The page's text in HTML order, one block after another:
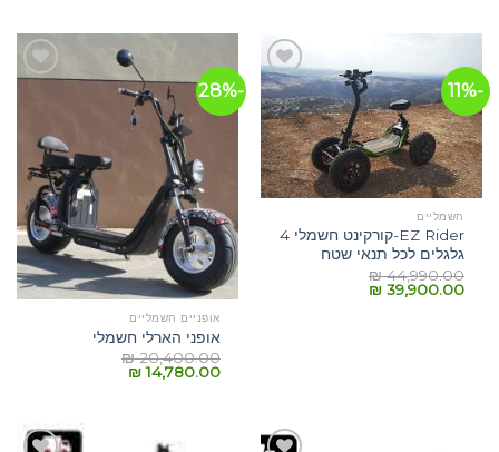
-11%
הוסף
לרשימת
המשאלות
חשמליים
EZ Rider-קורקינט חשמלי 4
גלגלים לכל תנאי שטח
₪44,990.00
₪39,900.00
-28%
אופניים חשמליים
אופני הארלי חשמלי
₪20,400.00
₪14,780.00